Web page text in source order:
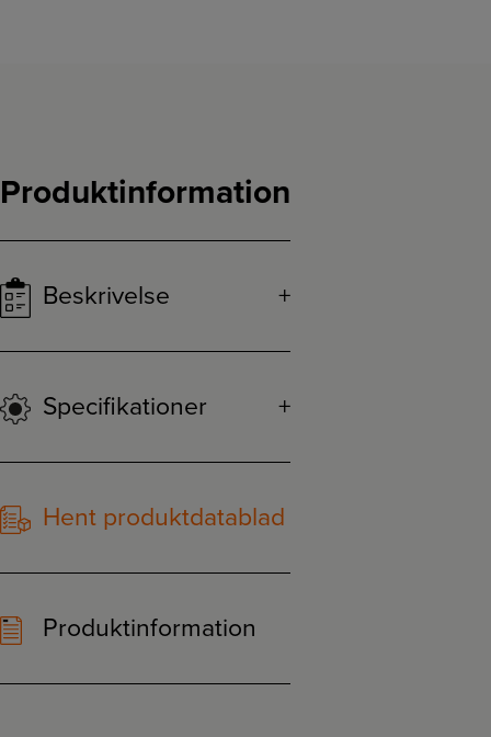
Produktinformation
Beskrivelse
Specifikationer
Hent produktdatablad
Produktinformation